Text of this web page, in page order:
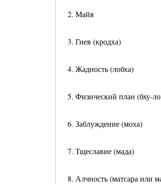
2. Майя
3. Гнев (кродха)
4. Жадность (лобха)
5. Физический план (бху-
6. Заблуждение (моха)
7. Тщеславие (мада)
8. Алчность (матсара или